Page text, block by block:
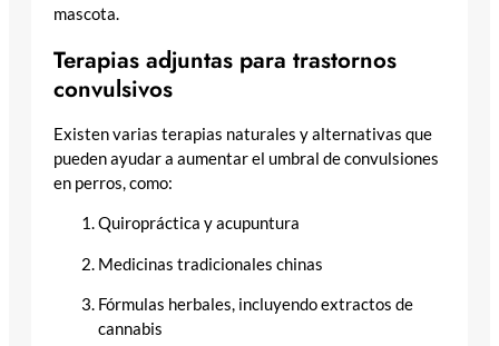
mascota.
Terapias adjuntas para trastornos
convulsivos
Existen varias terapias naturales y alternativas que
pueden ayudar a aumentar el umbral de convulsiones
en perros, como:
Quiropráctica y acupuntura
Medicinas tradicionales chinas
Fórmulas herbales, incluyendo extractos de
cannabis